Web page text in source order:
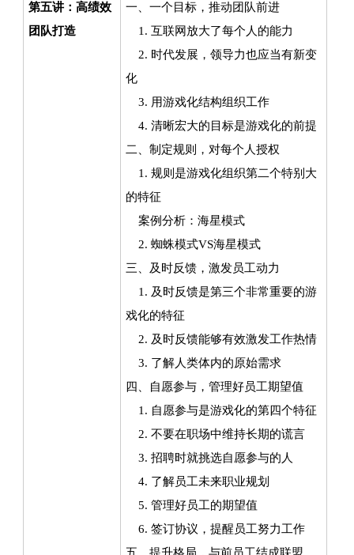
第五讲：高绩效
团队打造
一、一个目标，推动团队前进
1. 互联网放大了每个人的能力
2. 时代发展，领导力也应当有新变
化
3. 用游戏化结构组织工作
4. 清晰宏大的目标是游戏化的前提
二、制定规则，对每个人授权
1. 规则是游戏化组织第二个特别大
的特征
案例分析：海星模式
2. 蜘蛛模式VS海星模式
三、及时反馈，激发员工动力
1. 及时反馈是第三个非常重要的游
戏化的特征
2. 及时反馈能够有效激发工作热情
3. 了解人类体内的原始需求
四、自愿参与，管理好员工期望值
1. 自愿参与是游戏化的第四个特征
2. 不要在职场中维持长期的谎言
3. 招聘时就挑选自愿参与的人
4. 了解员工未来职业规划
5. 管理好员工的期望值
6. 签订协议，提醒员工努力工作